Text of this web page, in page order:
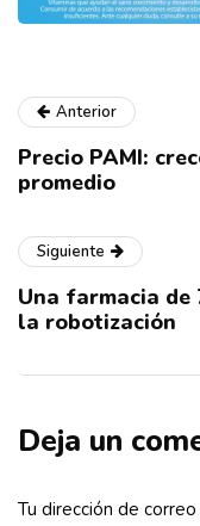
Anterior
Precio PAMI:
promedio
Siguiente
Una farmacia de
la robotización
Deja un
Tu dirección de